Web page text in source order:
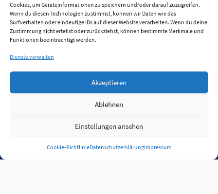
Cookies, um Geräteinformationen zu speichern und/oder darauf zuzugreifen.
Wenn du diesen Technologien zustimmst, können wir Daten wie das
Surfverhalten oder eindeutige IDs auf dieser Website verarbeiten. Wenn du deine
Zustimmung nicht erteilst oder zurückziehst, können bestimmte Merkmale und
Funktionen beeinträchtigt werden.
Dienste verwalten
Akzeptieren
Ablehnen
Einstellungen ansehen
Cookie-RichtlinieDatenschutzerklärungImpressum
Anmelden
Jobs Partner FAQ Quellen